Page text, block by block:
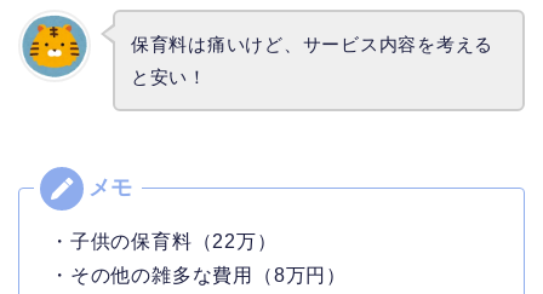
保育料は痛いけど、サービス内容を考える
と安い！
・子供の保育料（22万）
・その他の雑多な費用（8万円）